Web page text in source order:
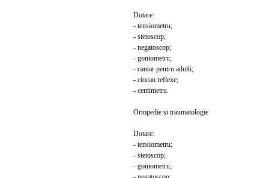
Dotare:
- tensiometru;
- stetoscop;
- negatoscop;
- goniometru;
- cantar pentru adulti;
- ciocan reflexe;
- centimetru.
Ortopedie si traumatologie
Dotare:
- tensiometru;
- stetoscop;
- goniometru;